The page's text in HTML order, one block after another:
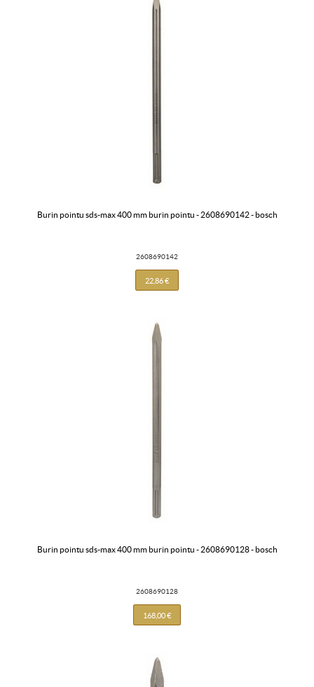
burin pointu sds-max 400 mm burin pointu - 2608690142 - bosch
2608690142
22,86 €
burin pointu sds-max 400 mm burin pointu - 2608690128 - bosch
2608690128
168,00 €